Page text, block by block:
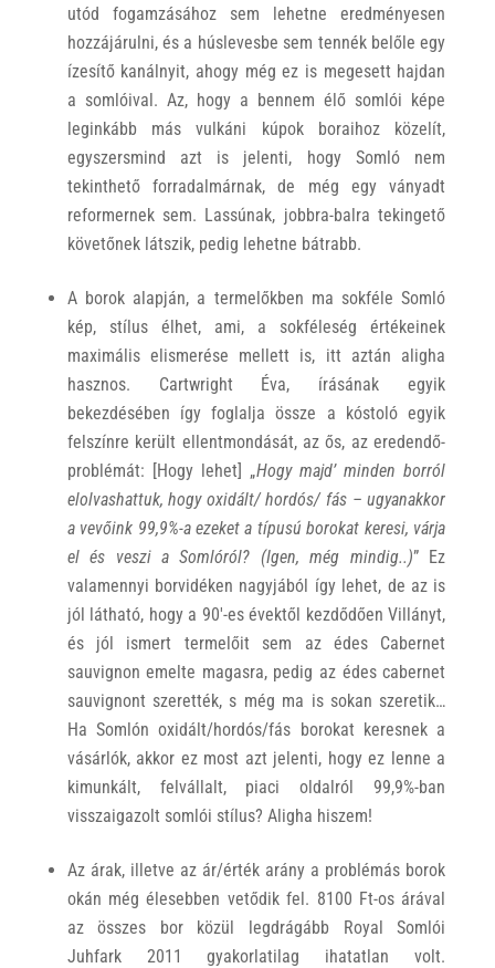
utód fogamzásához sem lehetne eredményesen
hozzájárulni, és a húslevesbe sem tennék belőle egy
ízesítő kanálnyit, ahogy még ez is megesett hajdan
a somlóival. Az, hogy a bennem élő somlói képe
leginkább más vulkáni kúpok boraihoz közelít,
egyszersmind azt is jelenti, hogy Somló nem
tekinthető forradalmárnak, de még egy ványadt
reformernek sem. Lassúnak, jobbra-balra tekingető
követőnek látszik, pedig lehetne bátrabb.
A borok alapján, a termelőkben ma sokféle Somló
kép, stílus élhet, ami, a sokféleség értékeinek
maximális elismerése mellett is, itt aztán aligha
hasznos. Cartwright Éva, írásának egyik
bekezdésében így foglalja össze a kóstoló egyik
felszínre került ellentmondását, az ős, az eredendő-
problémát: [Hogy lehet] „Hogy majd’ minden borról
elolvashattuk, hogy oxidált/ hordós/ fás – ugyanakkor
a vevőink 99,9%-a ezeket a típusú borokat keresi, várja
el és veszi a Somlóról? (Igen, még mindig..)” Ez
valamennyi borvidéken nagyjából így lehet, de az is
jól látható, hogy a 90′-es évektől kezdődően Villányt,
és jól ismert termelőit sem az édes Cabernet
sauvignon emelte magasra, pedig az édes cabernet
sauvignont szerették, s még ma is sokan szeretik…
Ha Somlón oxidált/hordós/fás borokat keresnek a
vásárlók, akkor ez most azt jelenti, hogy ez lenne a
kimunkált, felvállalt, piaci oldalról 99,9%-ban
visszaigazolt somlói stílus? Aligha hiszem!
Az árak, illetve az ár/érték arány a problémás borok
okán még élesebben vetődik fel. 8100 Ft-os árával
az összes bor közül legdrágább Royal Somlói
Juhfark 2011 gyakorlatilag ihatatlan volt.